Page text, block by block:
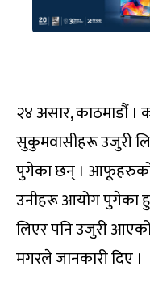
२४ असार, काठमाडौं ।
सुकुमवासीहरू उजुरी
पुगेका छन् । आफूहरुको
उनीहरू आयोग पुगेका
लिएर पनि उजुरी
मगरले जानकारी दिए ।